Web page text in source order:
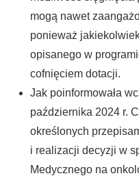
mogą nawet
ponieważ
opisanego w
cofnięciem dotacji.
Jak poinformowała
października 2024 r.
określonych
i realizacji decyzji w
Medycznego na